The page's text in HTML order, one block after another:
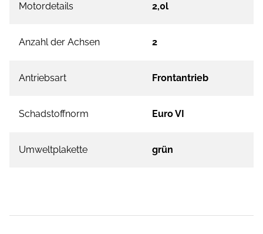
Motordetails 2,0l
Anzahl der Achsen 2
Antriebsart Frontantrieb
Schadstoffnorm Euro VI
Umweltplakette grün